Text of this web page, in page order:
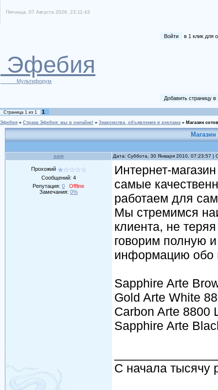
Пятница, 07 Августа 2026, 23:11:43
Войти в 1 клик для
Эфебия
Мультифорум
Добавить страницу
Страница 1 из 1 1
Эфебия » Страна Эфебия: мы в онлайне! » Знакомства, объявления и реклама » Магазин
sam Дата: Суббота, 30 Января 2010, 07:23:57 |
Прохожий
Сообщений: 4
Репутация:0
Offline
Замечания: 0%
Интернет-
самые
работаем для
Мы стремимся
клиента, не
говорим полную
информацию обо
Sapphire Arte
Gold Arte White
Carbon Arte 8800
Sapphire Arte
С начала тысячу